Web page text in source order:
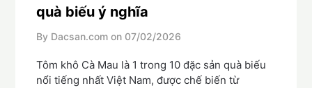
quà biếu ý nghĩa
By Dacsan.com on 07/02/2026
Tôm khô Cà Mau là 1 trong 10 đặc sản quà biếu
nổi tiếng nhất Việt Nam, được chế biến từ